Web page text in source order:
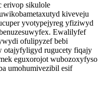
erivop sikulole
kiveveju
yvotypejyreg yfiziwyd
Ewalilyfef
ofulipyzef bebi
otajyfyligyd rugucety fiqajy
eguxorojot wubozoxyfyso
umohumivezibil esif